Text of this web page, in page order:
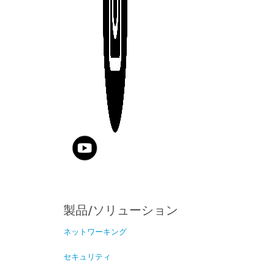
製品/ソリューション
ネットワーキング
セキュリティ